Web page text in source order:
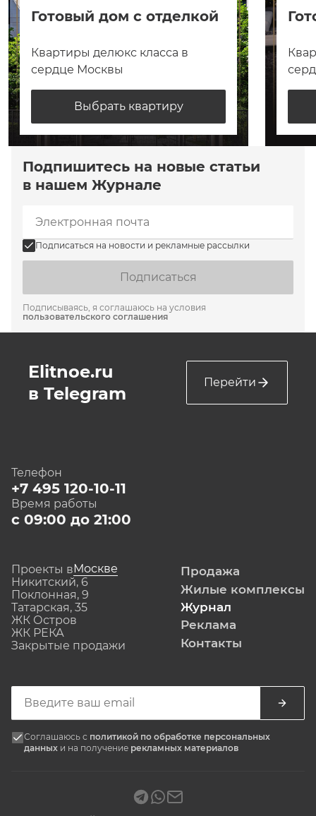
Готовый дом с отделкой
Квартиры делюкс класса в
сердце Москвы
Выбрать квартиру
Подпишитесь на новые статьи
в нашем Журнале
Подписаться на новости и рекламные рассылки
Подписаться
Подписываясь, я соглашаюсь на условия
пользовательского соглашения
Elitnoe.ru
в Telegram
Перейти
Телефон
+7 495 120-10-11
Время работы
с 09:00 до 21:00
Проекты вМоскве
Никитский, 6
Поклонная, 9
Татарская, 35
ЖК Остров
ЖК РЕКА
Закрытые продажи
Продажа
Жилые комплексы
Журнал
Реклама
Контакты
Соглашаюсь с политикой по обработке персональных
данных и на получение рекламных материалов